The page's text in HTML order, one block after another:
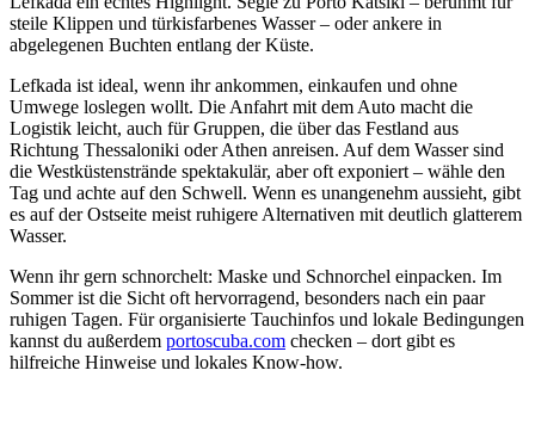
steile Klippen und türkisfarbenes Wasser – oder ankere in
abgelegenen Buchten entlang der Küste.
Lefkada ist ideal, wenn ihr ankommen, einkaufen und ohne
Umwege loslegen wollt. Die Anfahrt mit dem Auto macht die
Logistik leicht, auch für Gruppen, die über das Festland aus
Richtung Thessaloniki oder Athen anreisen. Auf dem Wasser sind
die Westküstenstrände spektakulär, aber oft exponiert – wähle den
Tag und achte auf den Schwell. Wenn es unangenehm aussieht, gibt
es auf der Ostseite meist ruhigere Alternativen mit deutlich glatterem
Wasser.
Wenn ihr gern schnorchelt: Maske und Schnorchel einpacken. Im
Sommer ist die Sicht oft hervorragend, besonders nach ein paar
ruhigen Tagen. Für organisierte Tauchinfos und lokale Bedingungen
kannst du außerdem portoscuba.com checken – dort gibt es
hilfreiche Hinweise und lokales Know-how.